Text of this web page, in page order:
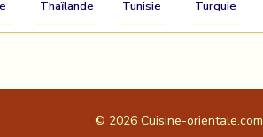
Thaïlande Tunisie Turquie
© 2026 Cuisine-orientale.com